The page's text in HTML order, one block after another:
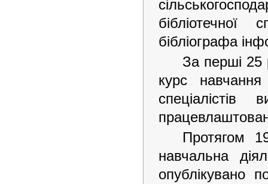
бібліотечної
бібліографа
За перші 25
курс
Протягом
навчальна
опублікувано